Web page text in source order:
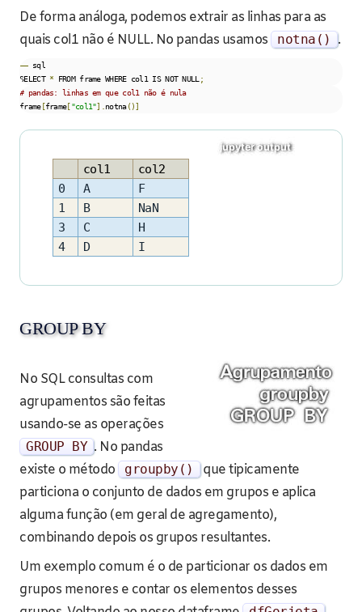
De forma análoga, podemos extrair as linhas para as
quais col1 não é NULL. No pandas usamos
notna () .
–– sql
SELECT * FROM frame WHERE col1 IS NOT NULL ;
# pandas: linhas em que col1 não é nula
frame[frame["col1"]. notna()]
col1
col2
0
A
F
1
B
NaN
3
C
H
4
D I
GROUP BY
No SQL consultas com
agrupamentos são feitas
usando-se as operações
GROUP BY . No pandas
existe o método
groupby ()
que tipicamente
particiona o conjunto de dados em grupos e aplica
alguma função (em geral de agregamento),
combinando depois os grupos resultantes.
Um exemplo comum é o de particionar os dados em
grupos menores e contar os elementos desses